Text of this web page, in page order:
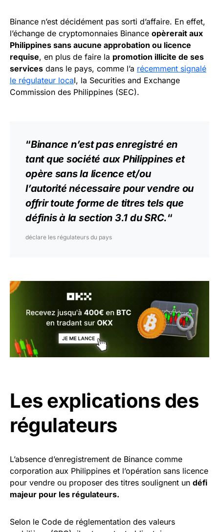
Binance n’est décidément pas sorti d’affaire. En effet,
l’échange de cryptomonnaies Binance opèrerait aux
Philippines sans aucune approbation ou licence
requise, en plus de faire la promotion illicite de ses
services dans le pays, comme l’a récemment signalé
le régulateur local, la Securities and Exchange
Commission des Philippines (SEC).
“Binance n’est pas enregistré en
tant que société aux Philippines et
opère sans la licence et/ou
l’autorité nécessaire pour vendre ou
offrir toute forme de titres tels que
définis à la section 3.1 du SRC.“
déclare les régulateurs du pays
Les explications des
régulateurs
L’absence d’enregistrement de Binance comme
corporation aux Philippines et l’opération sans licence
pour vendre ou proposer des titres soulignent un défi
majeur pour les régulateurs.
Selon le Code de réglementation des valeurs